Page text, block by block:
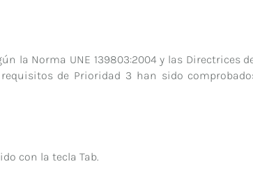
la Norma UNE 139803:2004 y las Directrices
de Prioridad 3 han sido
con la tecla Tab.